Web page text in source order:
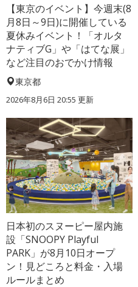
【東京のイベント】今週末(8
月8日～9日)に開催している
夏休みイベント！「オルタ
ナティブG」や「はてな展」
など注目のおでかけ情報
東京都
2026年8月6日 20:55 更新
日本初のスヌーピー屋内施
設「SNOOPY Playful
PARK」が8月10日オープ
ン！見どころと料金・入場
ルールまとめ